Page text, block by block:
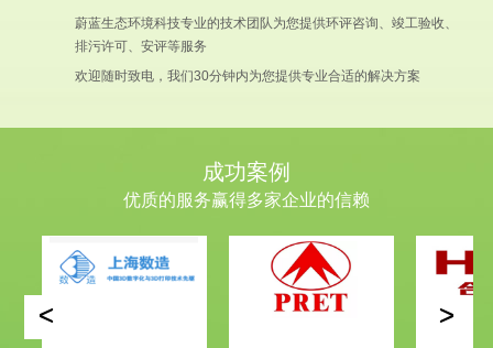
蔚蓝生态环境科技专业的技术团队为您提供环评咨询、竣工验收、
排污许可、安评等服务
欢迎随时致电，我们30分钟内为您提供专业合适的解决方案
成功案例
优质的服务赢得多家企业的信赖
< >